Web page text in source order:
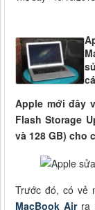
Apple mới đây
Flash Storage
và 128 GB) cho
Trước đó, có vẻ
MacBook Airra